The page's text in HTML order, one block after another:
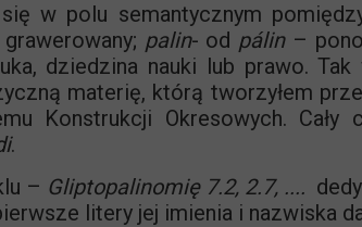
w polu semantycznym
palin- od pálin–
dziedzina nauki lub prawo. Tak
materię, którą tworzyłem
Konstrukcji Okresowych. Cały
.
– Gliptopalinomię 7.2, 2.7, ....
litery jej imienia i nazwiska